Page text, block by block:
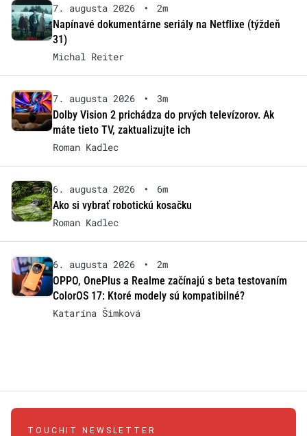
7. augusta 2026 •
2m
Napínavé dokumentárne seriály na Netflixe (týždeň
31)
Michal Reiter
7. augusta 2026 •
3m
Dolby Vision 2 prichádza do prvých televízorov. Ak
máte tieto TV, zaktualizujte ich
Roman Kadlec
6. augusta 2026 •
6m
Ako si vybrať robotickú kosačku
Roman Kadlec
6. augusta 2026 •
2m
OPPO, OnePlus a Realme začínajú s beta testovaním
ColorOS 17: Ktoré modely sú kompatibilné?
Katarína Šimková
TOUCHIT NEWSLETTER